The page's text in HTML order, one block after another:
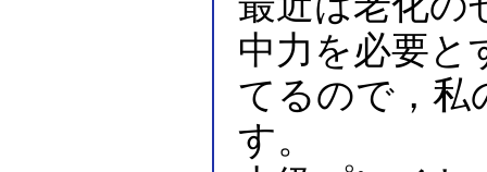
中力を必要と
てるので，私
す。